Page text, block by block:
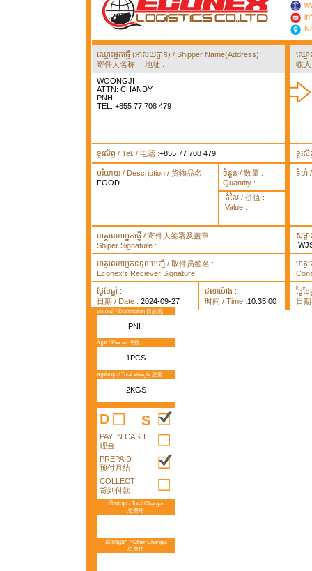
ឈ្មោះអ្នកផ្ញើ (អាសយដ្ឋាន) / Shipper Name(Address):
寄件人名称 ，地址 :
WOONGJI
ATTN: CHANDY
PNH
TEL: +855 77 708 479
ឈ្មោ
收
ទូរស័ព្ទ / Tel. / 电话 :+855 77 708 479 ទូរស័
បរិយាយ / Description / 货物品名 :
FOOD
ចំនួន / 数量 :
Quantity :
តំលៃ / 价值 :
Value :
ទំហំ /
ហត្ថលេខាអ្នកផ្ញើ / 寄件人签署及盖章 :
Shiper Signature :
សម្គ
ហត្ថលេខាអ្នកទទួលបញ្ធើ / 取件员签名 :
Econex's Reciever Signature :
ហត្ថ
ថ្ងៃខែឆ្នាំ :
日期 / Date : 2024-09-27
វេលាម៉ោង :
时间 / Time :10:35:00
ថ្ងៃខែ
日
គោលដៅ / Destination 目的地
PNH
ចំនួន / Pieces 件数
1PCS
ទម្ងន់សរុប / Total Weight 总重
2KGS
D S
PAY IN CASH
现金
PREPAID
预付月结
COLLECT
货到付款
តំលៃសរុប / Total Charges
总费用
តំលៃផ្សេងៗ / Other Charges
总费用